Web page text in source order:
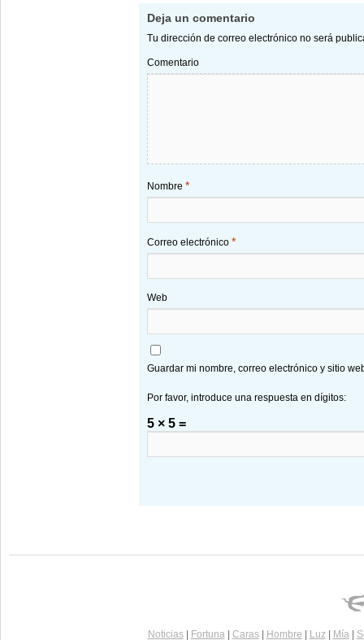
Deja un comentario
Tu dirección de correo electrónico no será
Comentario
Nombre *
Correo electrónico *
Web
Guardar mi nombre, correo electrónico y sitio
Por favor, introduce una respuesta en dígitos:
5 × 5 =
Noticias| Fortuna| Caras| Hombre Luz| Mía|